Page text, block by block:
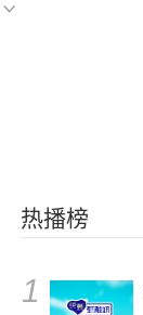
热播榜
1